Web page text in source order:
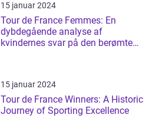
15 januar 2024
Tour de France Femmes: En
dybdegående analyse af
kvindernes svar på den berømte
15 januar 2024
Tour de France Winners: A Historic
Journey of Sporting Excellence